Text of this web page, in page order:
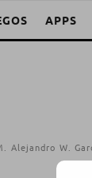
APPS
Alejandro W.